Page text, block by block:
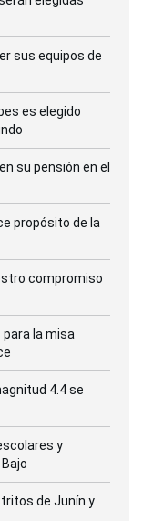
sus equipos de
es elegido
su pensión en el
propósito de la
compromiso
para la misa
4.4 se
y
de Junín y